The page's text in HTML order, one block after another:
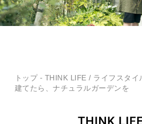
トップ- THINK LIFE / ライフスタイ
建てたら、ナチュラルガーデンを